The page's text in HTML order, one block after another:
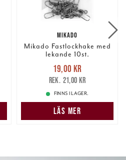
MIKADO
Mikado Fastlockhake med
lekande 10st.
Nuvarande pris
19,00 krTidigare pris
21,00 kr
19,00 kr
21,00 kr
FINNS I LAGER.
LÄS MER